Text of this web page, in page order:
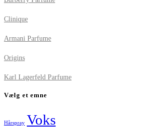
Clinique
Armani Parfume
Origins
Karl Lagerfeld Parfume
Vælg et emne
Hårspray Voks